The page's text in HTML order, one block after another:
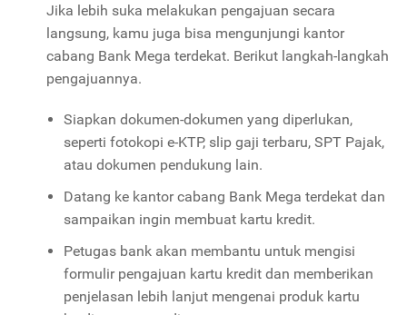
Jika lebih suka melakukan pengajuan secara
langsung, kamu juga bisa mengunjungi kantor
cabang Bank Mega terdekat. Berikut langkah-langkah
pengajuannya.
Siapkan dokumen-dokumen yang diperlukan,
seperti fotokopi e-KTP, slip gaji terbaru, SPT Pajak,
atau dokumen pendukung lain.
Datang ke kantor cabang Bank Mega terdekat dan
sampaikan ingin membuat kartu kredit.
Petugas bank akan membantu untuk mengisi
formulir pengajuan kartu kredit dan memberikan
penjelasan lebih lanjut mengenai produk kartu